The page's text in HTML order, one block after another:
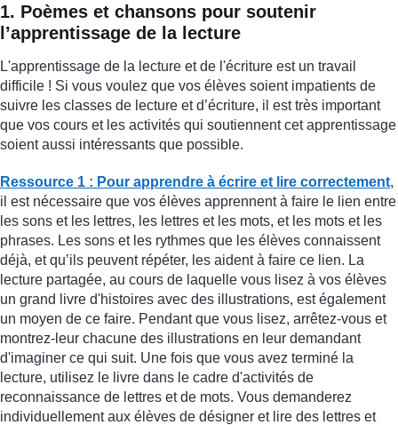
1. Poèmes et chansons pour soutenir
l’apprentissage de la lecture
L'apprentissage de la lecture et de l'écriture est un travail
difficile ! Si vous voulez que vos élèves soient impatients de
suivre les classes de lecture et d’écriture, il est très important
que vos cours et les activités qui soutiennent cet apprentissage
soient aussi intéressants que possible.
Ressource 1 : Pour apprendre à écrire et lire correctement,
il est nécessaire que vos élèves apprennent à faire le lien entre
les sons et les lettres, les lettres et les mots, et les mots et les
phrases. Les sons et les rythmes que les élèves connaissent
déjà, et qu’ils peuvent répéter, les aident à faire ce lien. La
lecture partagée, au cours de laquelle vous lisez à vos élèves
un grand livre d'histoires avec des illustrations, est également
un moyen de ce faire. Pendant que vous lisez, arrêtez-vous et
montrez-leur chacune des illustrations en leur demandant
d'imaginer ce qui suit. Une fois que vous avez terminé la
lecture, utilisez le livre dans le cadre d'activités de
reconnaissance de lettres et de mots. Vous demanderez
individuellement aux élèves de désigner et lire des lettres et